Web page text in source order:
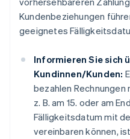
Kundenbeziehungen
geeignetes
Informieren Sie sich
Kundinnen/Kunden:
bezahlen
z. B. am 15. oder am
Fälligkeitsdatum mit
vereinbaren können,